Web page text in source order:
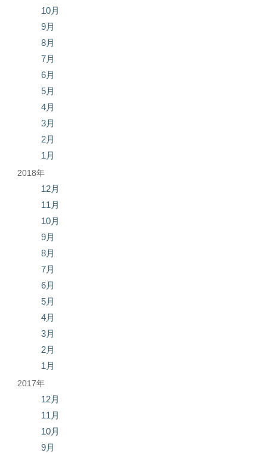
10月
9月
8月
7月
6月
5月
4月
3月
2月
1月
2018年
12月
11月
10月
9月
8月
7月
6月
5月
4月
3月
2月
1月
2017年
12月
11月
10月
9月